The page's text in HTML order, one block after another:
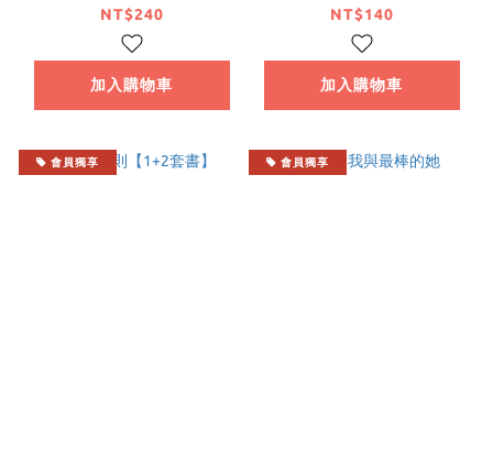
(8) (完)
NT$240
加入購物車
NT$140
加入購物車
會員獨享 會員獨享